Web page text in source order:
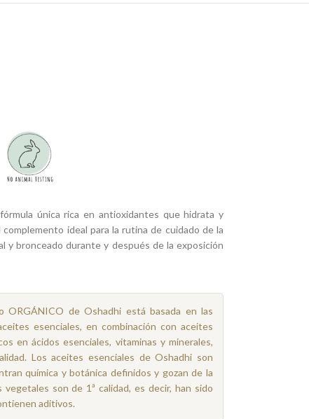
única rica en antioxidantes que hidrata y
ideal para la rutina de cuidado de la
y bronceado durante y después de la exposición
ORGÁNICO de Oshadhi está basada en las
esenciales, en combinación con aceites
en ácidos esenciales, vitaminas y minerales,
Los aceites esenciales de Oshadhi son
química y botánica definidos y gozan de la
son de 1ª calidad, es decir, han sido
aditivos.